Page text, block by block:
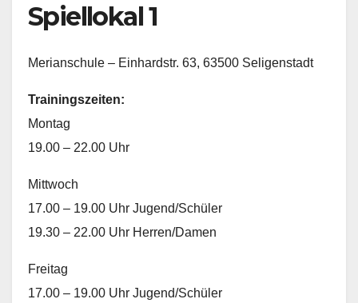
Spiellokal 1
Merianschule – Einhardstr. 63, 63500 Seligenstadt
Trainingszeiten:
Montag
19.00 – 22.00 Uhr
Mittwoch
17.00 – 19.00 Uhr Jugend/Schüler
19.30 – 22.00 Uhr Herren/Damen
Freitag
17.00 – 19.00 Uhr Jugend/Schüler